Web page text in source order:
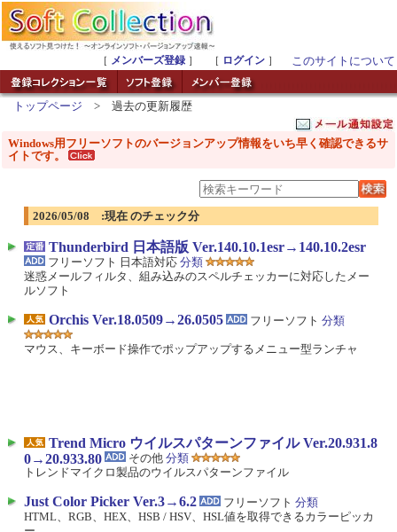
［ メンバーズ登録 ］ ［ ログイン ］ このサイトについて
トップページ > 過去の更新履歴
Windows用フリーソフトのバージョンアップ情報をいち早く確認できるサ
イトです。
2026/05/08 :現在 のチェック分
Thunderbird 日本語版 Ver.140.10.1esr→140.10.2esr
フリーソフト 日本語対応 分類
迷惑メールフィルタ、組み込みのスペルチェッカーに対応したメー
ルソフト
Orchis Ver.18.0509→26.0505 フリーソフト 分類
マウス、キーボード操作でポップアップするメニュー型ランチャ
Trend Micro ウイルスパターンファイル Ver.20.931.8
0→20.933.80 その他 分類
トレンドマイクロ製品のウイルスパターンファイル
Just Color Picker Ver.3→6.2 フリーソフト 分類
HTML、RGB、HEX、HSB / HSV、HSL値を取得できるカラーピッカ